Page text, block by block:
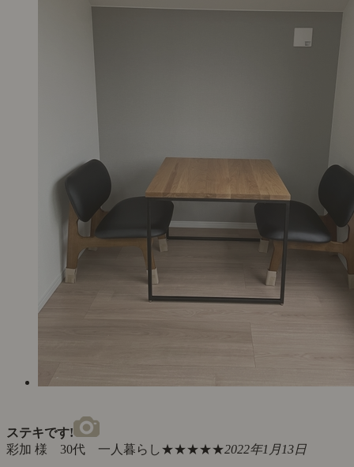
ステキです!
彩加 様 30代 一人暮らし★★★★★2022年1月13日